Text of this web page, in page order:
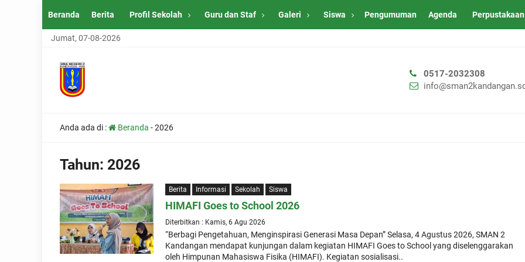
Beranda Berita Profil Sekolah Guru dan Staf Galeri Siswa Pengumuman Agenda Perpustakaan
Jumat, 07-08-2026
0517-2032308
Anda ada di : Beranda -2026
Tahun: 2026
Berita Informasi Sekolah Siswa
HIMAFI Goes to School 2026
Diterbitkan : Kamis, 6 Agu 2026
“Berbagi Pengetahuan, Menginspirasi Generasi Masa Depan” Selasa, 4 Agustus 2026, SMAN 2
Kandangan mendapat kunjungan dalam kegiatan HIMAFI Goes to School yang diselenggarakan
oleh Himpunan Mahasiswa Fisika (HIMAFI). Kegiatan sosialisasi..